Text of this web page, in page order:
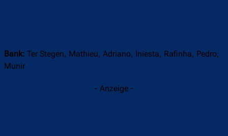
Bank: Ter Stegen, Mathieu, Adriano, Iniesta, Rafinha, Pedro,
Munir
- Anzeige -